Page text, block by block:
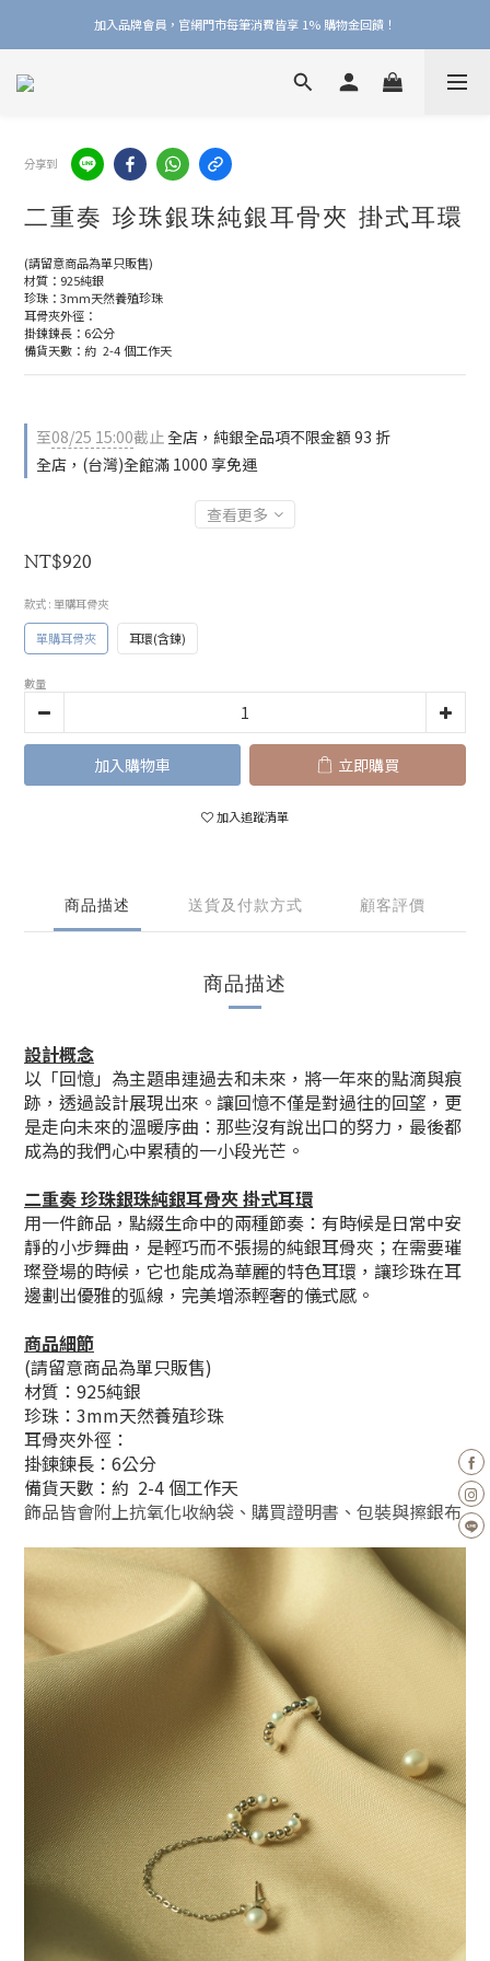
加入品牌會員，官網門市每筆消費皆享 1% 購物金回饋！
加入品牌會員，官網門市每筆消費皆享 1% 購物金回饋！
線上線下皆可累積 & 折抵購物金，再送 $50 入會禮
分享到
二重奏 珍珠銀珠純銀耳骨夾 掛式耳環
(請留意商品為單只販售)
材質：925純銀
珍珠：3mm天然養殖珍珠
耳骨夾外徑：
掛鍊鍊長：6公分
備貨天數：約  2-4 個工作天
至08/25 15:00截止全店，純銀全品項不限金額 93 折
全店，(台灣)全館滿 1000 享免運
查看更多
NT$920
款式 : 單購耳骨夾
單購耳骨夾 耳環(含鍊)
數量
加入購物車 立即購買
加入追蹤清單
商品描述 送貨及付款方式 顧客評價
商品描述
設計概念
以「回憶」為主題串連過去和未來，將一年來的點滴與痕
跡，透過設計展現出來。讓回憶不僅是對過往的回望，更
是走向未來的溫暖序曲：那些沒有說出口的努力，最後都
成為的我們心中累積的一小段光芒。
二重奏 珍珠銀珠純銀耳骨夾 掛式耳環
用一件飾品，點綴生命中的兩種節奏：有時候是日常中安
靜的小步舞曲，是輕巧而不張揚的純銀耳骨夾；在需要璀
璨登場的時候，它也能成為華麗的特色耳環，讓珍珠在耳
邊劃出優雅的弧線，完美增添輕奢的儀式感。
商品細節
(請留意商品為單只販售)
材質：925純銀
珍珠：3mm天然養殖珍珠
耳骨夾外徑：
掛鍊鍊長：6公分
備貨天數：約 2-4 個工作天
飾品皆會附上抗氧化收納袋、購買證明書、包裝與擦銀布